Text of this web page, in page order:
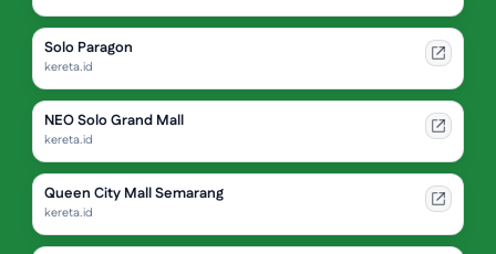
Solo Paragon
kereta.id
NEO Solo Grand Mall
kereta.id
Queen City Mall Semarang
kereta.id